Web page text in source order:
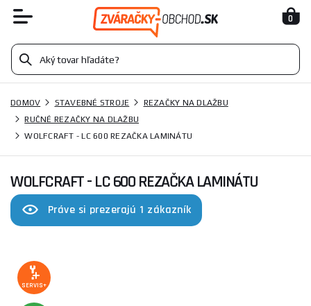
0
DOMOV STAVEBNÉ STROJE
REZAČKY NA DLAŽBU
RUČNÉ REZAČKY NA DLAŽBU
WOLFCRAFT - LC 600 REZAČKA LAMINÁTU
WOLFCRAFT - LC 600 REZAČKA LAMINÁTU
Práve si prezerajú 1 zákazník
SERVIS+